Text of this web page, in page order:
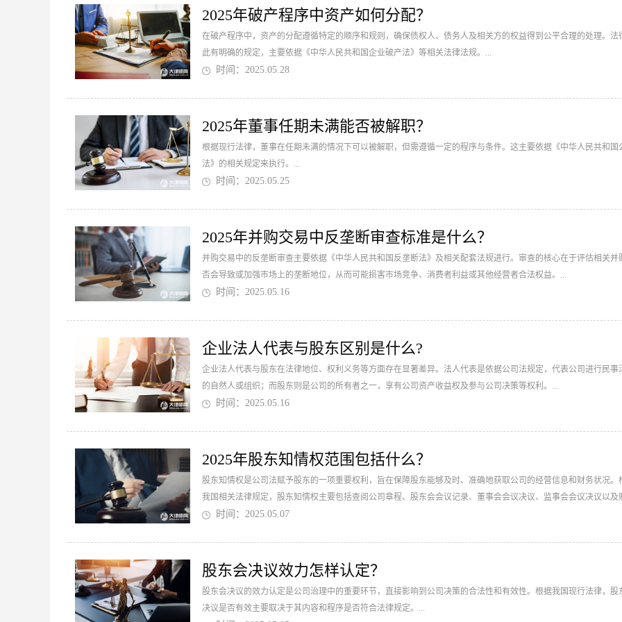
2025年破产程序中资产如何分配？
在破产程序中，资产的分配遵循特定的顺序和规则，确保债权人、债务人及相关方的权益得到公平合理的处理。法
此有明确的规定，主要依据《中华人民共和国企业破产法》等相关法律法规。...
时间：2025.05.28
2025年董事任期未满能否被解职？
根据现行法律，董事在任期未满的情况下可以被解职，但需遵循一定的程序与条件。这主要依据《中华人民共和国
法》的相关规定来执行。...
时间：2025.05.25
2025年并购交易中反垄断审查标准是什么？
并购交易中的反垄断审查主要依据《中华人民共和国反垄断法》及相关配套法规进行。审查的核心在于评估相关并
否会导致或加强市场上的垄断地位，从而可能损害市场竞争、消费者利益或其他经营者合法权益。...
时间：2025.05.16
企业法人代表与股东区别是什么?
企业法人代表与股东在法律地位、权利义务等方面存在显著差异。法人代表是依据公司法规定，代表公司进行民事
的自然人或组织；而股东则是公司的所有者之一，享有公司资产收益权及参与公司决策等权利。...
时间：2025.05.16
2025年股东知情权范围包括什么？
股东知情权是公司法赋予股东的一项重要权利，旨在保障股东能够及时、准确地获取公司的经营信息和财务状况。
我国相关法律规定，股东知情权主要包括查阅公司章程、股东会会议记录、董事会会议决议、监事会会议决议以及
会计报告等文件资料的权利。...
时间：2025.05.07
股东会决议效力怎样认定？
股东会决议的效力认定是公司治理中的重要环节，直接影响到公司决策的合法性和有效性。根据我国现行法律，股
决议是否有效主要取决于其内容和程序是否符合法律规定。...